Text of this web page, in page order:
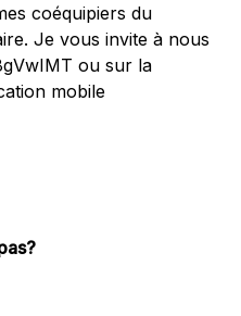
coéquipiers du
Je vous invite à nous
ou sur la
mobile